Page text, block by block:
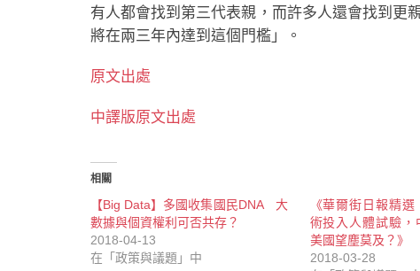
有人都會找到第三代表親，而許多人還會找到更
將在兩三年內達到這個門檻」。
原文出處
中譯版原文出處
相關
【Big Data】多國收集國民DNA 大
數據與個資權利可否共存？
2018-04-13
在「政策與議題」中
《華爾街日報精
術投入人體試驗，
美國望塵莫及？》
2018-03-28